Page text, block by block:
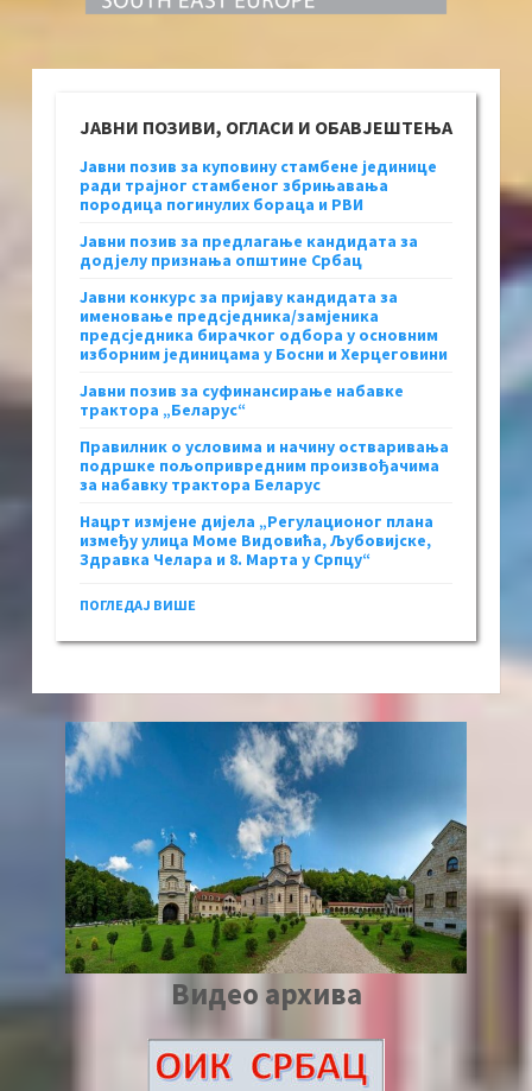
ЈАВНИ ПОЗИВИ, ОГЛАСИ И ОБАВЈЕШТЕЊА
Јавни позив за куповину стамбене јединице
ради трајног стамбеног збрињавања
породица погинулих бораца и РВИ
Јавни позив за предлагање кандидата за
додјелу признања општине Србац
Јавни конкурс за пријаву кандидата за
именовање предсједника/замјеника
предсједника бирачког одбора у основним
изборним јединицама у Босни и Херцеговини
Јавни позив за суфинансирање набавке
трактора „Беларус“
Правилник о условима и начину остваривања
подршке пољопривредним произвођачима
за набавку трактора Беларус
Нацрт измјене дијела „Регулационог плана
између улица Моме Видовића, Љубовијске,
Здравка Челара и 8. Марта у Српцу“
ПОГЛЕДАЈ ВИШЕ
Видео архива